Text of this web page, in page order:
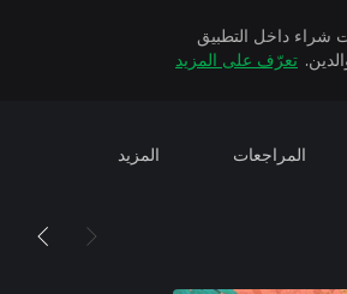
شراء داخل التطبيق
تعرّف على المزيد
المراجعات المزيد